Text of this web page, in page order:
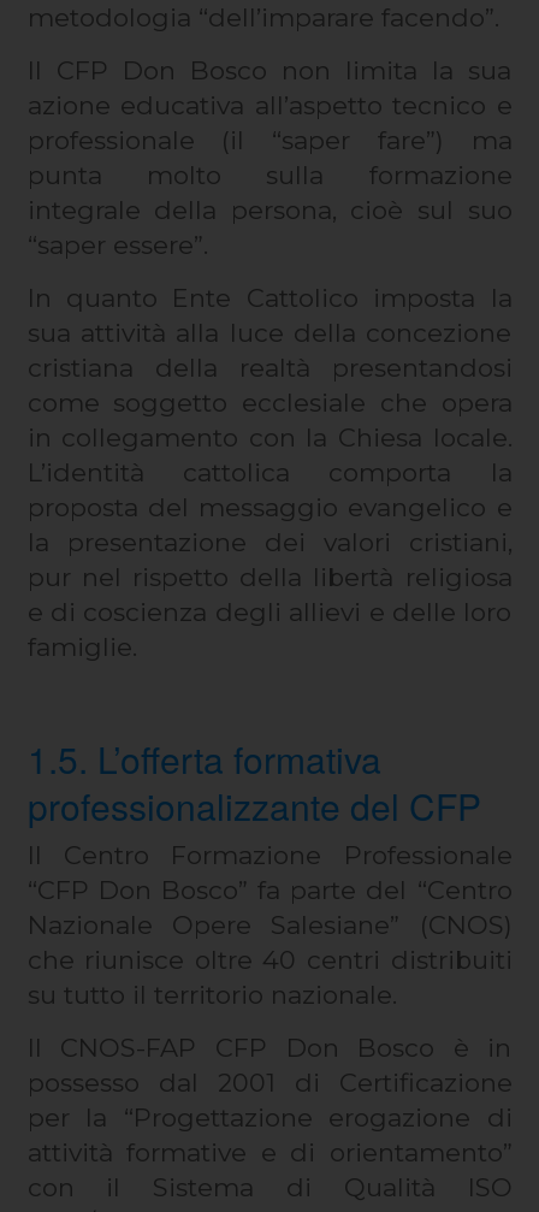
metodologia “dell’imparare facendo”.
Il CFP Don Bosco non limita la sua
azione educativa all’aspetto tecnico e
professionale (il “saper fare”) ma
punta molto sulla formazione
integrale della persona, cioè sul suo
“saper essere”.
In quanto Ente Cattolico imposta la
sua attività alla luce della concezione
cristiana della realtà presentandosi
come soggetto ecclesiale che opera
in collegamento con la Chiesa locale.
L’identità cattolica comporta la
proposta del messaggio evangelico e
la presentazione dei valori cristiani,
pur nel rispetto della libertà religiosa
e di coscienza degli allievi e delle loro
famiglie.
1.5. L’offerta formativa
professionalizzante del CFP
Il Centro Formazione Professionale
“CFP Don Bosco” fa parte del “Centro
Nazionale Opere Salesiane” (CNOS)
che riunisce oltre 40 centri distribuiti
su tutto il territorio nazionale.
Il CNOS-FAP CFP Don Bosco è in
possesso dal 2001 di Certificazione
per la “Progettazione erogazione di
attività formative e di orientamento”
con il Sistema di Qualità ISO